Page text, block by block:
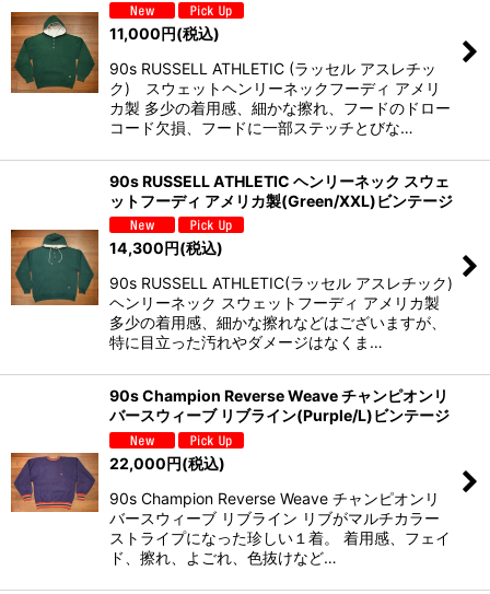
11,000円(税込)
90s RUSSELL ATHLETIC (ラッセル アスレチッ
ク) スウェットヘンリーネックフーディ アメリ
カ製 多少の着用感、細かな擦れ、フードのドロー
コード欠損、フードに一部ステッチとびな…
90s RUSSELL ATHLETIC ヘンリーネック スウェ
ットフーディ アメリカ製(Green/XXL)ビンテージ
14,300円(税込)
90s RUSSELL ATHLETIC(ラッセル アスレチック)
ヘンリーネック スウェットフーディ アメリカ製
多少の着用感、細かな擦れなどはございますが、
特に目立った汚れやダメージはなくま…
90s Champion Reverse Weave チャンピオンリ
バースウィーブ リブライン(Purple/L)ビンテージ
22,000円(税込)
90s Champion Reverse Weave チャンピオンリ
バースウィーブ リブライン リブがマルチカラー
ストライプになった珍しい１着。 着用感、フェイ
ド、擦れ、よごれ、色抜けなど…